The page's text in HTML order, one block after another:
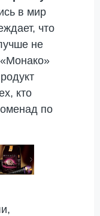
в мир
что
не
кто
по